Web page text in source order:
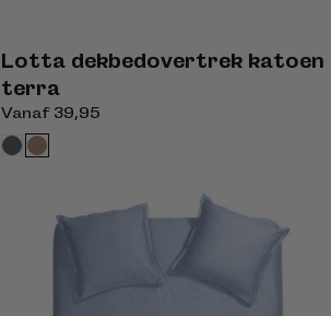
Lotta dekbedovertrek katoen
terra
Normale
prijs
Vanaf 39,95